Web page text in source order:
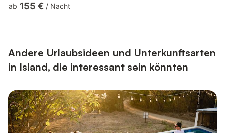
Unterkunft. Es gibt auch einen Garten mit einer Terrasse. Ein
Reisende, die einen ...
ab 155 € / Nacht
Andere Urlaubsideen und Unterkunftsarten
in Island, die interessant sein könnten